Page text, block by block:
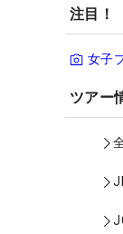
注目！
女子
ツアー